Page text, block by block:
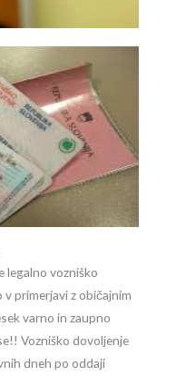
vozniško
primerjavi z običajnim
varno in zaupno
Vozniško dovoljenje
dneh po oddaji